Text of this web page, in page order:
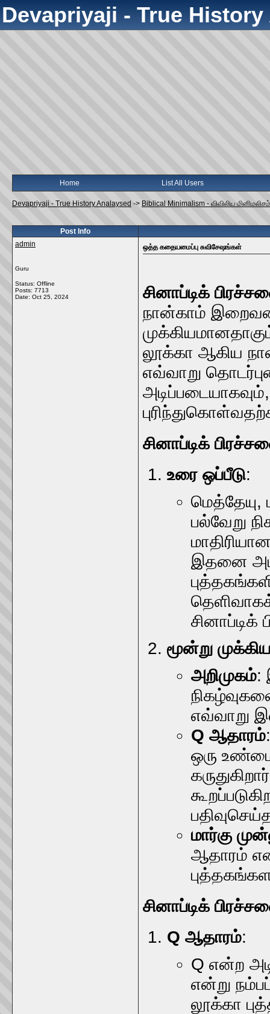
Devapriyaji - True
Home List All Users
Devapriyaji - True History Analaysed -> Biblical Minimalism - விவிலிய மினிமலிசம்
Post Info
admin
Guru
Status: Offline
Posts: 7713
Date: Oct 25, 2024
ஒத்த கதையமைப்பு சுவிசேஷங்கள்
சினாப்டிக்
நான்காம்
லூக்கா ஆகிய
எவ்வாறு
சினாப்டிக்
உரை ஒப்பீடு:
மெத்தேயு,
பல்வேறு
இதனை
மூன்று
அறிமுகம்:
எவ்வாறு
Q ஆதாரம்
ஒரு
மார்கு
ஆதாரம்
சினாப்டிக்
Q ஆதாரம்:
Q என்ற
என்று
லூக்கா